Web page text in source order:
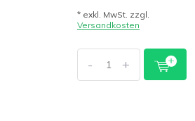
* exkl. MwSt. zzgl.
Versandkosten
- +